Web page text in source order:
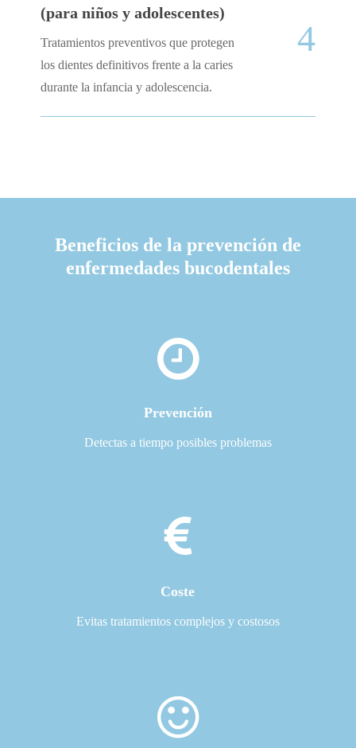
(para niños y adolescentes)
Tratamientos preventivos que protegen
los dientes definitivos frente a la caries
durante la infancia y adolescencia.
4
Beneficios de la prevención de
enfermedades bucodentales
Prevención
Detectas a tiempo posibles problemas
Coste
Evitas tratamientos complejos y costosos